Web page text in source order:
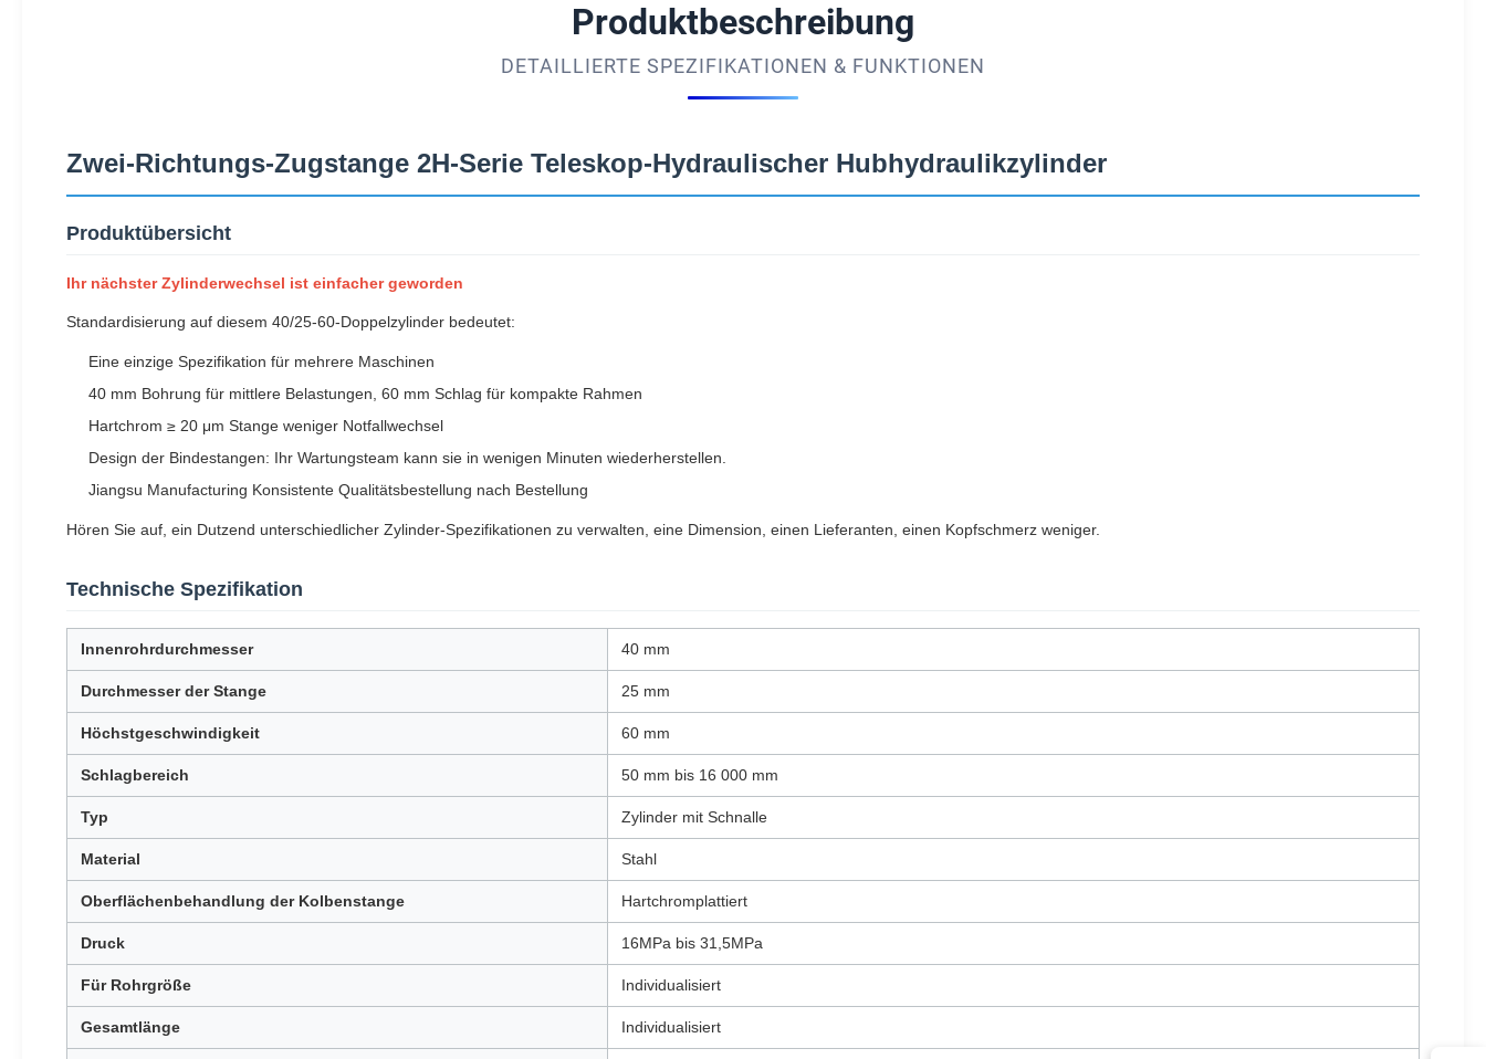
Produktbeschreibung
DETAILLIERTE SPEZIFIKATIONEN & FUNKTIONEN
Zwei-Richtungs-Zugstange 2H-Serie Teleskop-Hydraulischer Hubhydraulikzylinder
Produktübersicht
Ihr nächster Zylinderwechsel ist einfacher geworden
Standardisierung auf diesem 40/25-60-Doppelzylinder bedeutet:
Eine einzige Spezifikation für mehrere Maschinen
40 mm Bohrung für mittlere Belastungen, 60 mm Schlag für kompakte Rahmen
Hartchrom ≥ 20 μm Stange weniger Notfallwechsel
Design der Bindestangen: Ihr Wartungsteam kann sie in wenigen Minuten wiederherstellen.
Jiangsu Manufacturing Konsistente Qualitätsbestellung nach Bestellung
Hören Sie auf, ein Dutzend unterschiedlicher Zylinder-Spezifikationen zu verwalten, eine Dimension, einen Lieferanten, einen Kopfschmerz weniger.
Technische Spezifikation
Innenrohrdurchmesser 40 mm
Durchmesser der Stange 25 mm
Höchstgeschwindigkeit 60 mm
Schlagbereich 50 mm bis 16 000 mm
Typ Zylinder mit Schnalle
Material Stahl
Oberflächenbehandlung der Kolbenstange Hartchromplattiert
Druck 16MPa bis 31,5MPa
Für Rohrgröße Individualisiert
Gesamtlänge Individualisiert